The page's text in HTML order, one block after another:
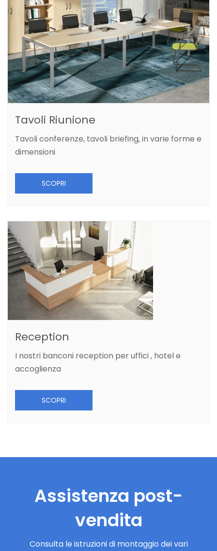
Tavoli Riunione
Tavoli conferenze, tavoli briefing, in varie forme e
dimensioni
SCOPRI
Reception
I nostri banconi reception per uffici , hotel e
accoglienza
SCOPRI
Assistenza post-
vendita
Consulta le istruzioni di montaggio dei vari